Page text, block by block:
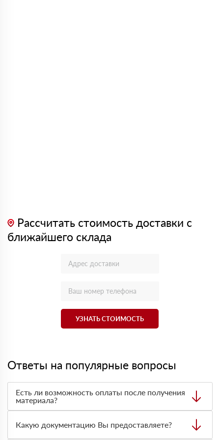
Рассчитать стоимость доставки с
ближайшего склада
УЗНАТЬ СТОИМОСТЬ
Ответы на популярные вопросы
Есть ли возможность оплаты после получения
материала?
оплата по факту получения товара. При этом, если
доставленный товар был ненадлежащего качества, то
Какую документацию Вы предоставляете?